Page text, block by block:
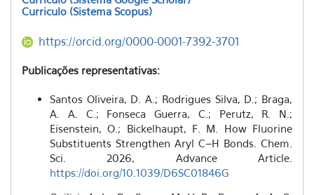
Curriculo (Sistema Scopus)
https://orcid.org/0000-0001-7392-3701
Publicações representativas:
Santos Oliveira, D. A.; Rodrigues Silva, D.; Braga,
A. A. C.; Fonseca Guerra, C.; Perutz, R. N.;
Eisenstein, O.; Bickelhaupt, F. M. How Fluorine
Substituents Strengthen Aryl C–H Bonds. Chem.
Sci.
2026, Advance Article.
https://doi.org/10.1039/D6SC01846G